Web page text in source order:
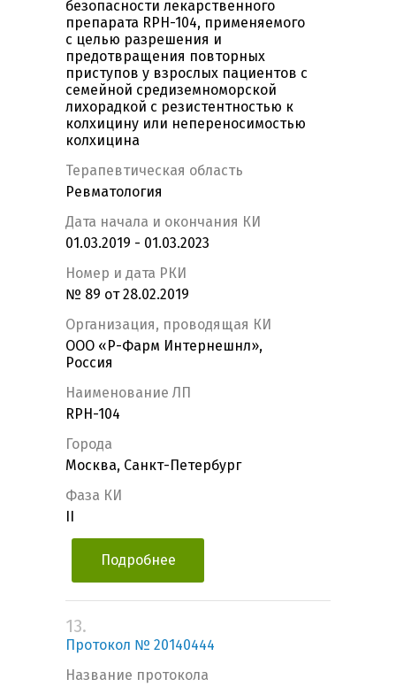
безопасности лекарственного
препарата RPH-104, применяемого
с целью разрешения и
предотвращения повторных
приступов у взрослых пациентов с
семейной средиземноморской
лихорадкой с резистентностью к
колхицину или непереносимостью
колхицина
Терапевтическая область
Ревматология
Дата начала и окончания КИ
01.03.2019 - 01.03.2023
Номер и дата РКИ
№ 89 от 28.02.2019
Организация, проводящая КИ
ООО «Р-Фарм Интернешнл»,
Россия
Наименование ЛП
RPH-104
Города
Москва, Санкт-Петербург
Фаза КИ
Подробнее
13.
Протокол № 20140444
Название протокола